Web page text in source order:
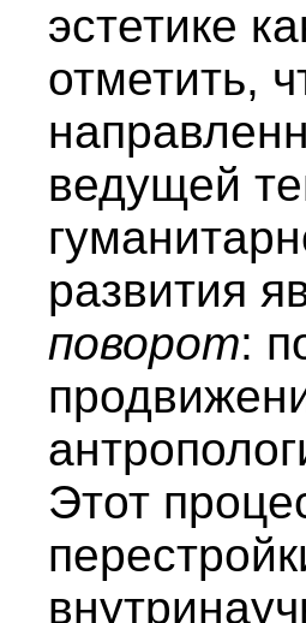
эстетике
отметить,
ведущей
развития
поворот:
Этот